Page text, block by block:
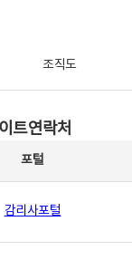
조직도
트연락처
포털
감리사포털